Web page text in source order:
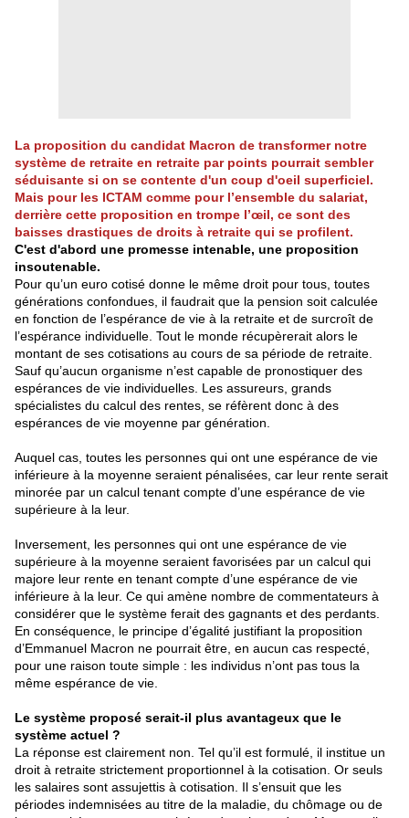
La proposition du candidat Macron de transformer notre
système de retraite en retraite par points pourrait sembler
séduisante si on se contente d'un coup d'oeil superficiel.
Mais pour les ICTAM comme pour l’ensemble du salariat,
derrière cette proposition en trompe l’œil, ce sont des
baisses drastiques de droits à retraite qui se profilent.
C'est d'abord une promesse intenable, une proposition
insoutenable.
Pour qu’un euro cotisé donne le même droit pour tous, toutes
générations confondues, il faudrait que la pension soit calculée
en fonction de l’espérance de vie à la retraite et de surcroît de
l’espérance individuelle. Tout le monde récupèrerait alors le
montant de ses cotisations au cours de sa période de retraite.
Sauf qu’aucun organisme n’est capable de pronostiquer des
espérances de vie individuelles. Les assureurs, grands
spécialistes du calcul des rentes, se réfèrent donc à des
espérances de vie moyenne par génération.
Auquel cas, toutes les personnes qui ont une espérance de vie
inférieure à la moyenne seraient pénalisées, car leur rente serait
minorée par un calcul tenant compte d’une espérance de vie
supérieure à la leur.
Inversement, les personnes qui ont une espérance de vie
supérieure à la moyenne seraient favorisées par un calcul qui
majore leur rente en tenant compte d’une espérance de vie
inférieure à la leur. Ce qui amène nombre de commentateurs à
considérer que le système ferait des gagnants et des perdants.
En conséquence, le principe d’égalité justifiant la proposition
d’Emmanuel Macron ne pourrait être, en aucun cas respecté,
pour une raison toute simple : les individus n’ont pas tous la
même espérance de vie.
Le système proposé serait-il plus avantageux que le
système actuel ?
La réponse est clairement non. Tel qu’il est formulé, il institue un
droit à retraite strictement proportionnel à la cotisation. Or seuls
les salaires sont assujettis à cotisation. Il s’ensuit que les
périodes indemnisées au titre de la maladie, du chômage ou de